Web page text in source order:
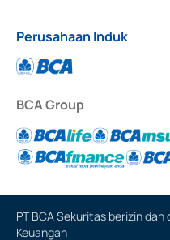
Perusahaan Induk
BCA Group
PT BCA Sekuritas berizin
Keuangan